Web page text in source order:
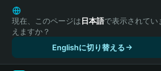
English
日本語
Tiếng Việt
Español (Latinoamérica)
現在、このページは日本語で表示されてい
えますか？
Englishに切り替える